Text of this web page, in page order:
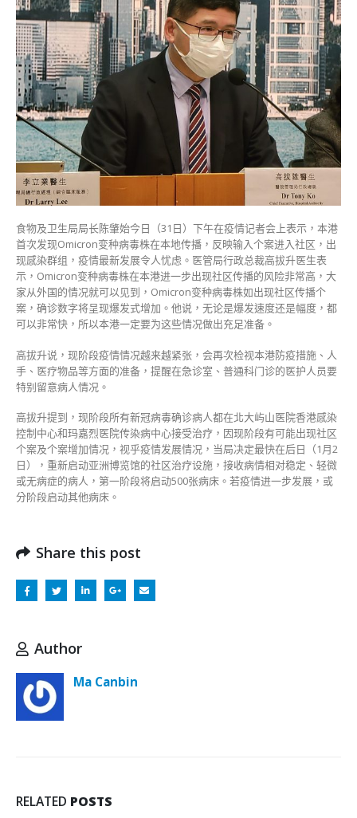
周
日
重
启
亚
博
疗
食物及卫生局局长陈肇始今日（31日）下午在疫情记者会上表示，本港
首次发现Omicron变种病毒株在本地传播，反映输入个案进入社区，出
现感染群组，疫情最新发展令人忧虑。医管局行政总裁高拔升医生表
示，Omicron变种病毒株在本港进一步出现社区传播的风险非常高，大
家从外国的情况就可以见到，Omicron变种病毒株如出现社区传播个
案，确诊数字将呈现爆发式增加。他说，无论是爆发速度还是幅度，都
可以非常快，所以本港一定要为这些情况做出充足准备。
高拔升说，现阶段疫情情况越来越紧张，会再次检视本港防疫措施、人
手、医疗物品等方面的准备，提醒在急诊室、普通科门诊的医护人员要
特别留意病人情况。
高拔升提到，现阶段所有新冠病毒确诊病人都在北大屿山医院香港感染
控制中心和玛嘉烈医院传染病中心接受治疗，因现阶段有可能出现社区
个案及个案增加情况，视乎疫情发展情况，当局决定最快在后日（1月2
日），重新启动亚洲博览馆的社区治疗设施，接收病情相对稳定、轻微
或无病症的病人，第一阶段将启动500张病床。若疫情进一步发展，或
分阶段启动其他病床。
Share this post
Author
Ma Canbin
RELATED POSTS